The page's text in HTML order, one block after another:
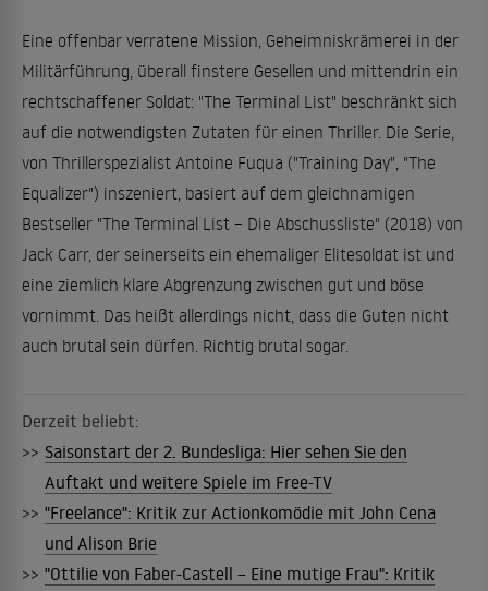
Eine offenbar verratene Mission, Geheimniskrämerei in der
Militärführung, überall finstere Gesellen und mittendrin ein
rechtschaffener Soldat: "The Terminal List" beschränkt sich
auf die notwendigsten Zutaten für einen Thriller. Die Serie,
von Thrillerspezialist Antoine Fuqua ("Training Day", "The
Equalizer") inszeniert, basiert auf dem gleichnamigen
Bestseller "The Terminal List – Die Abschussliste" (2018) von
Jack Carr, der seinerseits ein ehemaliger Elitesoldat ist und
eine ziemlich klare Abgrenzung zwischen gut und böse
vornimmt. Das heißt allerdings nicht, dass die Guten nicht
auch brutal sein dürfen. Richtig brutal sogar.
Derzeit beliebt:
>> Saisonstart der 2. Bundesliga: Hier sehen Sie den
Auftakt und weitere Spiele im Free-TV
>> "Freelance": Kritik zur Actionkomödie mit John Cena
und Alison Brie
>> "Ottilie von Faber-Castell – Eine mutige Frau": Kritik